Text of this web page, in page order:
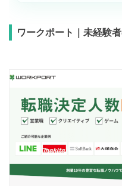
ワークポート｜未経験